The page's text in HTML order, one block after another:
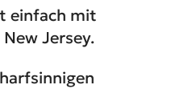
einfach mit
Jersey.